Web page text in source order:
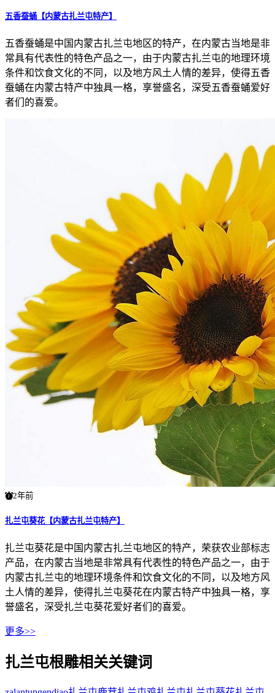
五香蚕蛹【内蒙古扎兰屯特产】
五香蚕蛹是中国内蒙古扎兰屯地区的特产，在内蒙古当地是非
常具有代表性的特色产品之一，由于内蒙古扎兰屯的地理环境
条件和饮食文化的不同，以及地方风土人情的差异，使得五香
蚕蛹在内蒙古特产中独具一格，享誉盛名，深受五香蚕蛹爱好
者们的喜爱。
2年前
扎兰屯葵花【内蒙古扎兰屯特产】
扎兰屯葵花是中国内蒙古扎兰屯地区的特产，荣获农业部标志
产品，在内蒙古当地是非常具有代表性的特色产品之一，由于
内蒙古扎兰屯的地理环境条件和饮食文化的不同，以及地方风
土人情的差异，使得扎兰屯葵花在内蒙古特产中独具一格，享
誉盛名，深受扎兰屯葵花爱好者们的喜爱。
更多>>
扎兰屯根雕相关关键词